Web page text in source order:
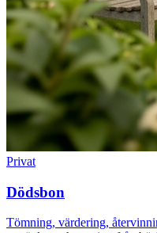
Privat
Dödsbon
Tömning, värdering,